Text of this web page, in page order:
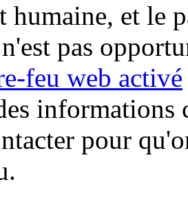
humaine, et le
pas
feu web activé
informations
pour